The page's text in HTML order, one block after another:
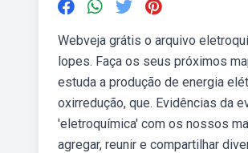
Webveja grátis o arquivo
lopes. Faça os seus próximos
estuda a produção de energia
oxirredução, que. Evidências da
'eletroquímica' com os nossos
agregar, reunir e compartilhar